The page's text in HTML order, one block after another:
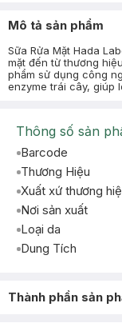
Mô tả sản phẩm
Sữa Rửa Mặt Hada
mặt đến từ thương
phẩm sử dụng công
enzyme trái cây, giúp
Thông số sản
Barcode
Thương Hiệu
Xuất xứ thương
Nơi sản xuất
Loại da
Dung Tích
Thành phần sản